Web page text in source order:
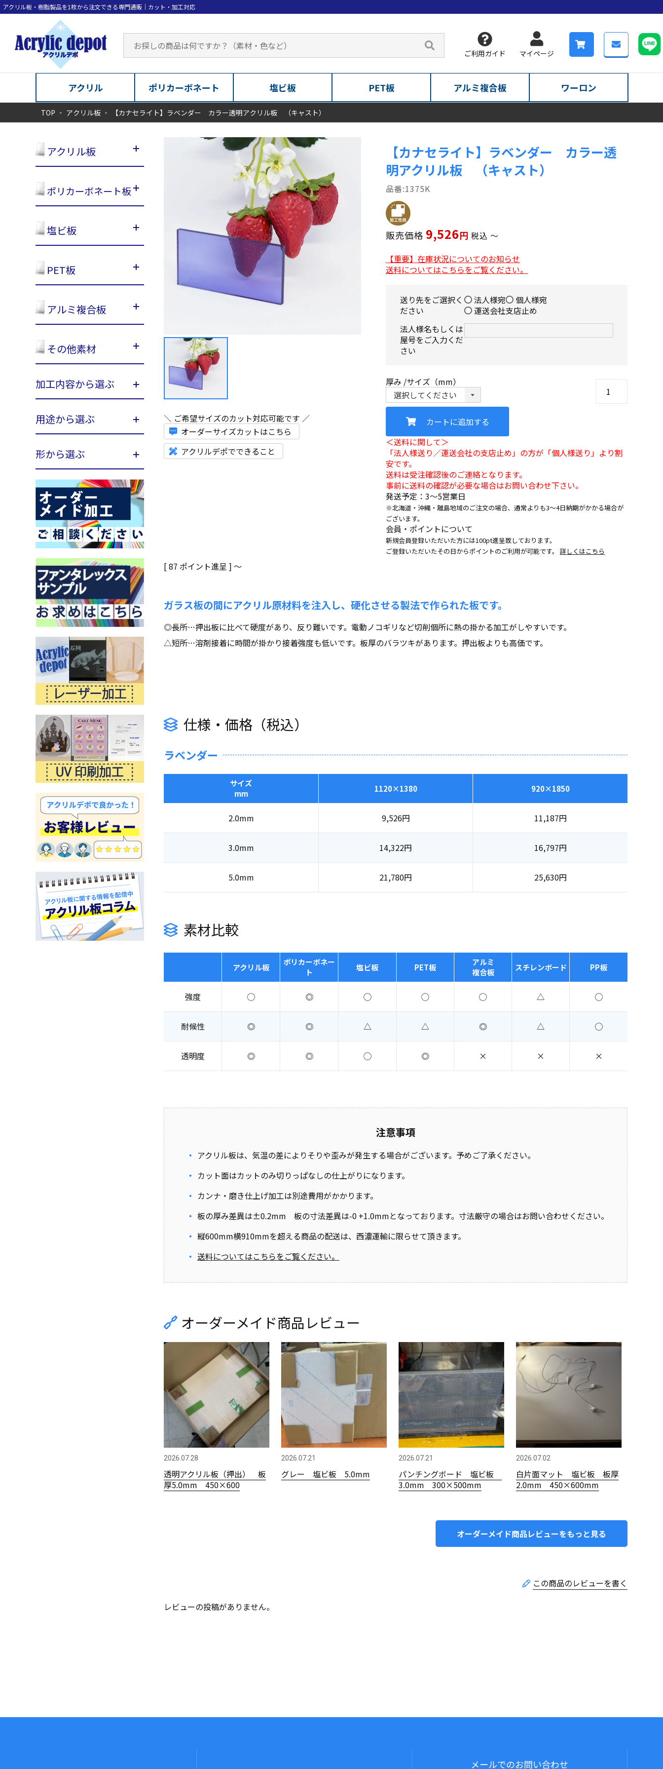
ご利用ガイド マイページ
アクリル ポリカーボネート 塩ビ板 PET板 アルミ複合板 ワーロン
TOP アクリル板 【カナセライト】ラベンダー カラー透明アクリル板 （キャスト）
アクリル板
ポリカーボネート板
塩ビ板
PET板
アルミ複合板
その他素材
加工内容から選ぶ
用途から選ぶ
形から選ぶ
＼ ご希望サイズのカット対応可能です ／
オーダーサイズカットはこちら
アクリルデポでできること
【カナセライト】ラベンダー カラー透
明アクリル板 （キャスト）
1375K
販売価格 9,526 税込 〜
【重要】在庫状況についてのお知らせ
送料についてはこちらをご覧ください。
送り先をご選択く
ださい
法人様宛
個人様宛
運送会社支店止め
法人様名もしくは
屋号をご入力くだ
さい
厚み サイズ（mm）
カートに追加する
＜送料に関して＞
「法人様送り／運送会社の支店止め」の方が「個人様送り」より割
安です。
送料は受注確認後のご連絡となります。
事前に送料の確認が必要な場合はお問い合わせ下さい。
発送予定：3〜5営業日
※北海道・沖縄・離島地域のご注文の場合、通常よりも3～4日納期がかかる場合が
ございます。
会員・ポイントについて
新規会員登録いただいた方には100pt進呈致しております。
ご登録いただいたその日からポイントのご利用が可能です。 詳しくはこちら
[87 ポイント進呈 ] 〜
ガラス板の間にアクリル原材料を注入し、硬化させる製法で作られた板です。
◎長所…押出板に比べて硬度があり、反り難いです。電動ノコギリなど切削個所に熱の掛かる加工がしやすいです。
△短所…溶剤接着に時間が掛かり接着強度も低いです。板厚のバラツキがあります。押出板よりも高価です。
仕様・価格（税込）
ラベンダー
サイズ
mm
1120×1380 920×1850
2.0mm 9,526円 11,187円
3.0mm 14,322円 16,797円
5.0mm 21,780円 25,630円
素材比較
アクリル板
ポリカーボネー
ト
塩ビ板 PET板
アルミ
複合板
スチレンボード PP板
強度 ◯ ◎ ◯ ◯ ◯ △ ◯
耐候性 ◎ ◎ △ △ ◎ △ ◯
透明度 ◎ ◎ ◯ ◎ × × ×
注意事項
アクリル板は、気温の差によりそりや歪みが発生する場合がございます。予めご了承ください。
カット面はカットのみ切りっぱなしの仕上がりになります。
カンナ・磨き仕上げ加工は別途費用がかかります。
板の厚み差異は±0.2mm 板の寸法差異は-0 +1.0mmとなっております。寸法厳守の場合はお問い合わせください。
縦600mm横910mmを超える商品の配送は、西濃運輸に限らせて頂きます。
送料についてはこちらをご覧ください。
オーダーメイド商品レビュー
2026.07.28
透明アクリル板（押出） 板
厚5.0mm 450×600
2026.07.21
グレー 塩ビ板 5.0mm
2026.07.21
パンチングボード 塩ビ板
3.0mm 300×500mm
2026.07.02
白片面マット 塩ビ板 板厚
2.0mm 450×600mm
オーダーメイド商品レビューをもっと見る
レビューの投稿がありません。
メールでのお問い合わせ